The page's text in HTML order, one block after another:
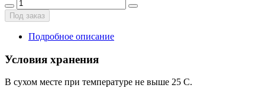
Под заказ
Подробное описание
Условия хранения
В сухом месте при температуре не выше 25 С.